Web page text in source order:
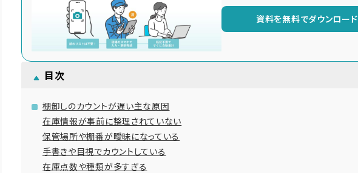
資料を無料でダウンロード
目次
棚卸しのカウントが遅い主な原因
在庫情報が事前に整理されていない
保管場所や棚番が曖昧になっている
手書きや目視でカウントしている
在庫点数や種類が多すぎる